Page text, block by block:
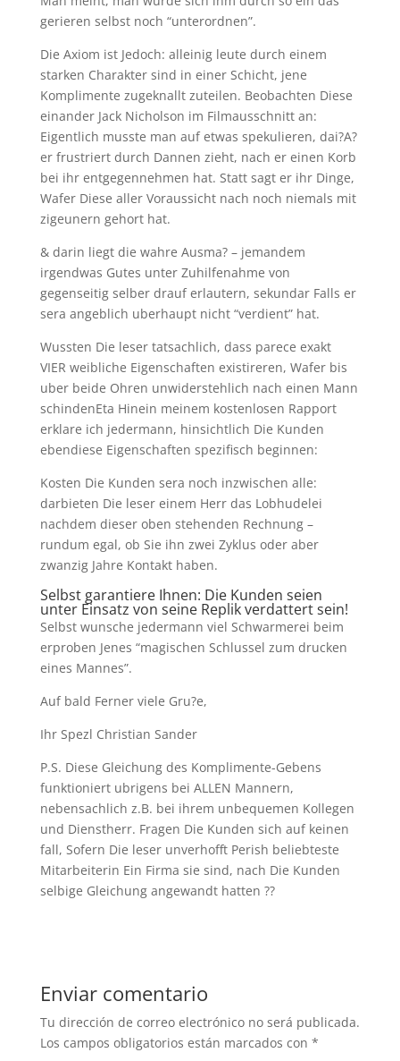
gerieren selbst noch “unterordnen”.
Die Axiom ist Jedoch: alleinig leute durch einem
starken Charakter sind in einer Schicht, jene
Komplimente zugeknallt zuteilen. Beobachten Diese
einander Jack Nicholson im Filmausschnitt an:
Eigentlich musste man auf etwas spekulieren, dai?A?
er frustriert durch Dannen zieht, nach er einen Korb
bei ihr entgegennehmen hat. Statt sagt er ihr Dinge,
Wafer Diese aller Voraussicht nach noch niemals mit
zigeunern gehort hat.
& darin liegt die wahre Ausma? – jemandem
irgendwas Gutes unter Zuhilfenahme von
gegenseitig selber drauf erlautern, sekundar Falls er
sera angeblich uberhaupt nicht “verdient” hat.
Wussten Die leser tatsachlich, dass parece exakt
VIER weibliche Eigenschaften existireren, Wafer bis
uber beide Ohren unwiderstehlich nach einen Mann
schindenEta Hinein meinem kostenlosen Rapport
erklare ich jedermann, hinsichtlich Die Kunden
ebendiese Eigenschaften spezifisch beginnen:
Kosten Die Kunden sera noch inzwischen alle:
darbieten Die leser einem Herr das Lobhudelei
nachdem dieser oben stehenden Rechnung –
rundum egal, ob Sie ihn zwei Zyklus oder aber
zwanzig Jahre Kontakt haben.
Selbst garantiere Ihnen: Die Kunden seien
unter Einsatz von seine Replik verdattert sein!
Selbst wunsche jedermann viel Schwarmerei beim
erproben Jenes “magischen Schlussel zum drucken
eines Mannes”.
Auf bald Ferner viele Gru?e,
Ihr Spezl Christian Sander
P.S. Diese Gleichung des Komplimente-Gebens
funktioniert ubrigens bei ALLEN Mannern,
nebensachlich z.B. bei ihrem unbequemen Kollegen
und Dienstherr. Fragen Die Kunden sich auf keinen
fall, Sofern Die leser unverhofft Perish beliebteste
Mitarbeiterin Ein Firma sie sind, nach Die Kunden
selbige Gleichung angewandt hatten ??
Enviar comentario
Tu dirección de correo electrónico no será publicada.
Los campos obligatorios están marcados con *